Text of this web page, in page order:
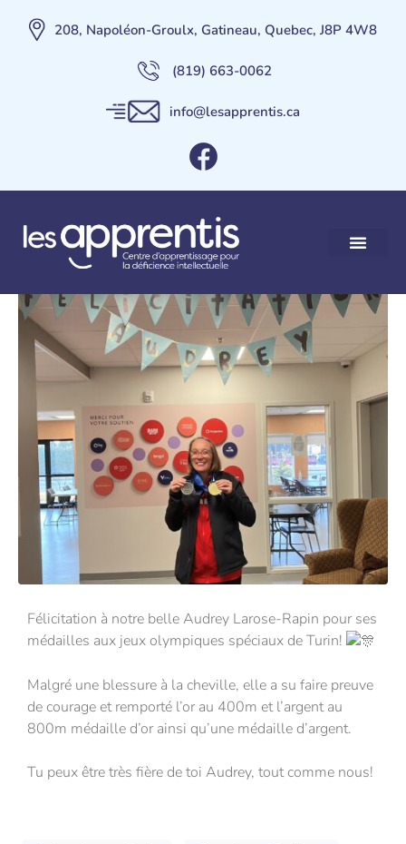
208, Napoléon-Groulx, Gatineau, Quebec, J8P 4W8
(819) 663-0062
info@lesapprentis.ca
Olympiques Spéciaux de
Turin 2025 – Bravo Audrey
Félicitation à notre belle Audrey Larose-Rapin pour ses
médailles aux jeux olympiques spéciaux de Turin!
Malgré une blessure à la cheville, elle a su faire preuve
de courage et remporté l’or au 400m et l’argent au
800m médaille d’or ainsi qu’une médaille d’argent.
Tu peux être très fière de toi Audrey, tout comme nous!